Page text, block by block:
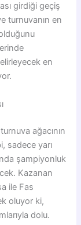
girdiği geçiş
turnuvanın en
en
ağacının
sadece yarı
şampiyonluk
Kazanan
ile Fas
oluyor ki,
dolu.